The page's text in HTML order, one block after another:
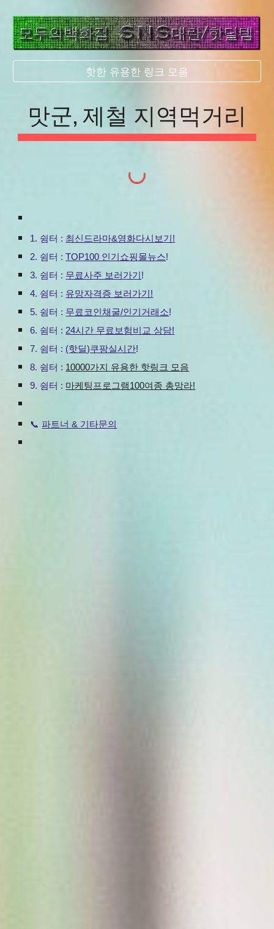
핫한 유용한 링크 모음
맛군, 제철 지역먹거리
1. 쉼터 : 최신드라마&영화다시보기!
2. 쉼터 :TOP100 인기쇼핑몰뉴스!
3. 쉼터 : 무료사주 보러가기!
4. 쉼터 : 유망자격증 보러가기!
5. 쉼터 : 무료코인채굴/인기거래소!
6. 쉼터 : 24시간 무료보험비교 상담!
7. 쉼터 : (핫딜)쿠팡실시간!
8. 쉼터 : 10000가지 유용한 핫링크 모음
9. 쉼터 : 마케팅프로그램100여종 총망라!
📞 파트너 & 기타문의